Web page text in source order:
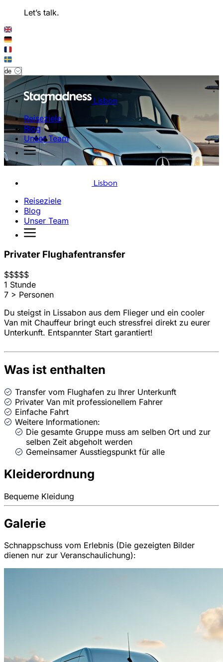
Let’s talk.
Lisbon
Reiseziele
Blog
Unser Team
Lisbon
Reiseziele
Blog
Unser Team
Privater Flughafentransfer
$$$$$
1 Stunde
7 > Personen
Du steigst in Lissabon aus dem Flieger und ein cooler
Van mit Chauffeur bringt euch stressfrei direkt zu eurer
Unterkunft. Entspannter Start garantiert!
Was ist enthalten
Transfer vom Flughafen zu Ihrer Unterkunft
Privater Van mit professionellem Fahrer
Einfache Fahrt
Weitere Informationen:
Die gesamte Gruppe muss am selben Ort und zur
selben Zeit abgeholt werden
Gemeinsamer Ausstiegspunkt für alle
Kleiderordnung
Bequeme Kleidung
Galerie
Schnappschuss vom Erlebnis (Die gezeigten Bilder
dienen nur zur Veranschaulichung):